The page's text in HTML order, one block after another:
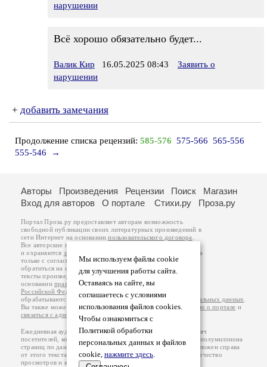
нарушении
Всё хорошо обязательно будет...
Валик Кир 16.05.2025 08:43
Заявить о
нарушении
+ добавить замечания
Продолжение списка рецензий: 585-576 575-566 565-556
555-546
→
Мы используем файлы cookie
для улучшения работы сайта.
Оставаясь на сайте, вы
соглашаетесь с условиями
использования файлов cookies.
Чтобы ознакомиться с
Политикой обработки
персональных данных и файлов
cookie, нажмите здесь.
Авторы Произведения Рецензии Поиск
Магазин
Вход для авторов
О портале Стихи.ру Проза.ру
Портал Проза.ру предоставляет авторам возможность
свободной публикации своих литературных произведений в
сети Интернет на основаниипользовательского договора
Все авторские права на произведения принадлежат авторам
и охраняются законом
. Перепечатка произведений возможна
только с согласия его автора, к которому вы можете
обратиться на его авторской странице. Ответственность за
тексты произведений авторы несут самостоятельно на
основанииправил публикацииизаконодательства
Российской Федерации
обрабатываются на основанииПолитики обработки персональных данных
Вы также можете посмотреть более подробнуюинформацию о портале и
связаться с администрацией
Ежедневная аудитория портала Проза.ру – порядка 100 тысяч
посетителей, которые в общей сумме просматривают более полумиллиона
страниц по данным счетчика посещаемости, который расположен справа
от этого текста. В каждой графе указано по две цифры: количество
просмотров и количество посетителей.